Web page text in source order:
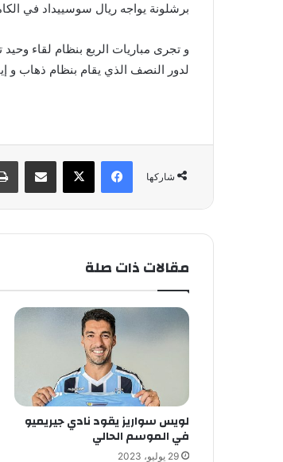
برشلونة يواجه ريال سوسييداد في
و تجرى مباريات الربع بنظام لقاء
لدور النصف الذي يقام بنظام ذهاب و
شاركها
فيسبوك
مقالات ذات صلة
لويس سواريز يقود نادي جيريميو
في الموسم الحالي
29 يوليو، 2023